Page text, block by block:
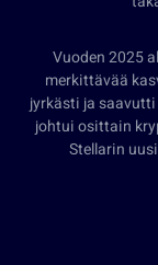
Vuoden 2025
merkittävää
jyrkästi ja
johtui osittain
Stellarin